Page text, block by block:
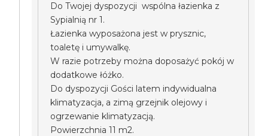
Do Twojej dyspozycji wspólna łazienka z
Sypialnią nr 1.
Łazienka wyposażona jest w prysznic,
toaletę i umywalkę.
W razie potrzeby można doposażyć pokój w
dodatkowe łóżko.
Do dyspozycji Gości latem indywidualna
klimatyzacja, a zimą grzejnik olejowy i
ogrzewanie klimatyzacją.
Powierzchnia 11 m2.